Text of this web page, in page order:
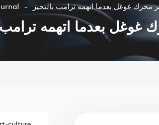
محرك غوغل بعدما اتهمه ترامب بالتحيز
بعدما اتهمه ترامب